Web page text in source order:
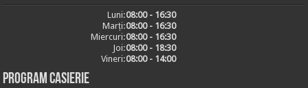
Luni:08:00 - 16:30
Marți:08:00 - 16:30
Miercuri:08:00 - 16:30
Joi:08:00 - 18:30
Vineri:08:00 - 14:00
Program casierie